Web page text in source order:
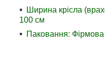
Ширина крісла
100 см
Паковання: Фірмова